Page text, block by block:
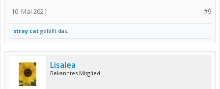
#9
10. Mai 2021
stray cat gefällt das.
Lisalea
Bekanntes Mitglied